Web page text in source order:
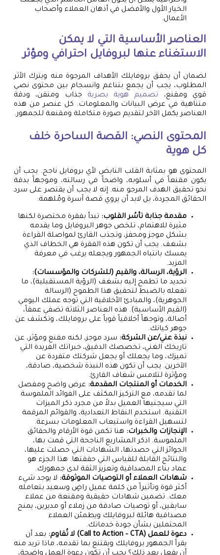
الخيار الأول والأفضل في أذهان العملاء وأصحاب
الأعمال.
العناصر الأساسية التي لا يمكن
الاستغناء عنها لبروفايل احترافي ومؤثر
لضمان أن يحقق بروفايلك الأهداف المرجوة منه ويترك الأثر
المطلوب، يجب أن يجمع بتناغم وانسجام بين محتوى نصي
قوي ومقنع، تصميم هوية بصرية جذاب ومتقن، ودقة
متناهية في عرض البيانات والمعلومات. كل عنصر من هذه
العناصر يكمل الآخر لتقديم صورة متكاملة ومقنعة للجمهور.
المحتوى النصي: القصة الساحرة خلف
كل هوية
المحتوى هو بمثابة القلب النابض لأي بروفايل ناجح. يجب أن
يكون مقنعاً في أسلوبه، واضحاً في رسالته، وموجهاً بدقة
نحو تحقيق الهدف المرجو منه. إنه لا يجب أن يقتصر على سرد
الحقائق المجردة، بل لابد أن يروي قصة آسرة ومُلهمة:
مقدمة جذابة تأسُر القلوب: تبدأ بفقرة مختصرة لكنها
مثيرة للاهتمام، تلخص جوهر البروفايل وما يقدمه
بشكل موجز ومحفز، وتجذب القارئ لمواصلة القراءة
بشغف. يجب أن تكون هذه الفقرة هي الخطاف الذي
يمسك بانتباه الجمهور ويجعله يرغب في معرفة
المزيد.
الرؤية، الرسالة، والقيم (للشركات والمؤسسات):
تحديد ما تطمح إليه بشغف (الرؤية المستقبلية)، ما
تفعله بالضبط لتحقيق هذا الطموح (الرسالة
الجوهرية)، والمبادئ الأخلاقية التي توجه عملك اليومي
(القيم الأساسية). هذه العناصر الثلاثة تضفي عمقاً،
أصالة، وتوجهاً أخلاقياً قوياً على بروفايلك، وتكشف عن
جوهر كيانك.
نبذة عني/عن الشركة: سرد موجز، لكنه مقنع ومؤثر، عن
تاريخك الغني، تخصصك الدقيق، خبراتك الفريدة التي
تميزك، وما يجعلك أو يجعل شركتك متفردة عن
الآخرين. يجب أن تكون هذه النبذة شخصية، صادقة،
ومؤثرة لتلامس شغاف القارئ.
الخدمات أو المنتجات المقدمة: عرض واضح ومفصل
لما تقدمه، مع التركيز المكثف على الفوائد الملموسة
التي سيجنيها العميل بدلاً من مجرد ذكر الميزات
التقنية. استخدم النقاط التعدادية، والقوائم المرقمة
لتسهيل القراءة واستيعاب المعلومات بسرعة.
الإنجازات والخبرات: هنا تكمن قوة الأرقام والحقائق
الملموسة. اذكر المشاريع الناجحة التي قمت بها،
الجوائز التي حصدتها، الشهادات التي حصلت عليها،
والنتائج القابلة للقياس التي حققتها. هذا الجزء هو
عماد بناء المصداقية وتعزيز الثقة لدى جمهورك.
شهادات العملاء أو التوصيات الموثوقة: لا يوجد شيء
أكثر قوة وتأثيراً من كلمة عميل راضٍ وسعيد بتعامله
معك. تضمين شهادات حقيقية ومقنعة من عملاء
سابقين، أو توصيات صادقة من زملاء أو مديرين، يمنح
مصداقية هائلة لبروفايلك ويطمئن العملاء
المحتملين بشأن جودة خدماتك.
دعوة للعمل (Call to Action – CTA) لا تُقاوم:
بعد أن
يقرأ الجمهور بروفايلك ويقتنع بما تقدمه، ماذا تريد منه
أن يفعل بعد ذلك؟ يجب أن تكون دعوة العمل واضحة،